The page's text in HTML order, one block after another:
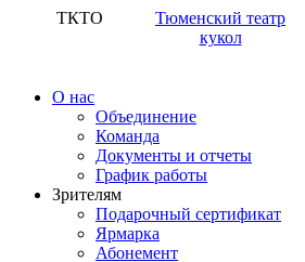
ТКТО
Тюменский театр
кукол
О нас
Объединение
Команда
Документы и отчеты
График работы
Зрителям
Подарочный сертификат
Ярмарка
Абонемент